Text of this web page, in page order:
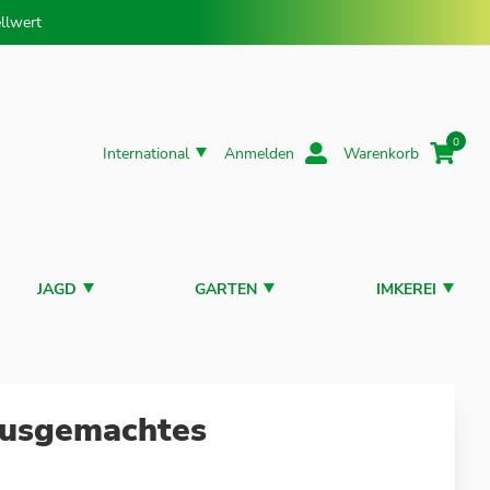
International Anmelden Warenkorb
0
JAGD GARTEN IMKEREI